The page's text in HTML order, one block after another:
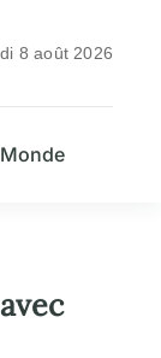
8 août 2026